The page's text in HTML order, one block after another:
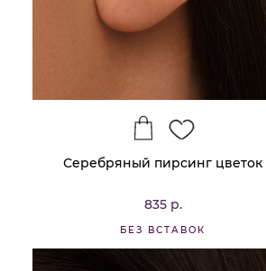
Серебряный пирсинг цветок
835 р.
БЕЗ ВСТАВОК